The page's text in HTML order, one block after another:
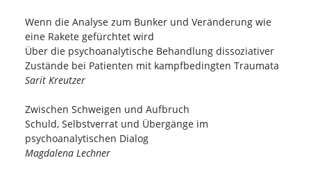
Wenn die Analyse zum Bunker und Veränderung wie
eine Rakete gefürchtet wird
Über die psychoanalytische Behandlung dissoziativer
Zustände bei Patienten mit kampfbedingten Traumata
Sarit Kreutzer
Zwischen Schweigen und Aufbruch
Schuld, Selbstverrat und Übergänge im
psychoanalytischen Dialog
Magdalena Lechner